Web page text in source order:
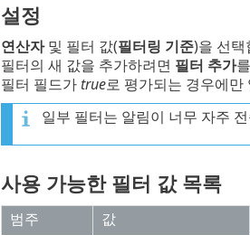
설정
연산자및 필터 값(필터링 기준)을 선택
필터의 새 값을 추가하려면 필터 추가
필터 필드가 true로 평가되는 경우에만
일부 필터는 알림이 너무 자주
사용 가능한 필터 값 목록
범주 값